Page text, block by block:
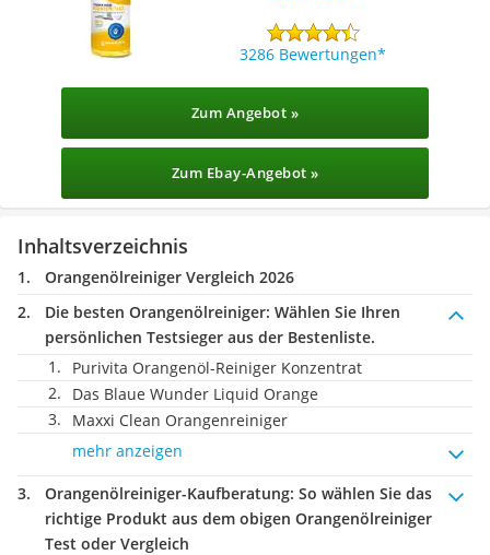
3286 Bewertungen
Zum Angebot »
Zum Ebay-Angebot »
Inhaltsverzeichnis
Orangenölreiniger Vergleich 2026
Die besten Orangenölreiniger: Wählen Sie Ihren
persönlichen Testsieger aus der Bestenliste.
Purivita Orangenöl-Reiniger Konzentrat
Das Blaue Wunder Liquid Orange
Maxxi Clean Orangenreiniger
mehr anzeigen
Orangenölreiniger-Kaufberatung: So wählen Sie das
richtige Produkt aus dem obigen Orangenölreiniger
Test oder Vergleich